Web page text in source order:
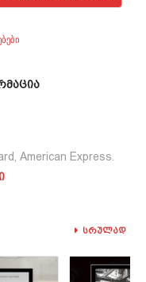
American Express.
Სრულად